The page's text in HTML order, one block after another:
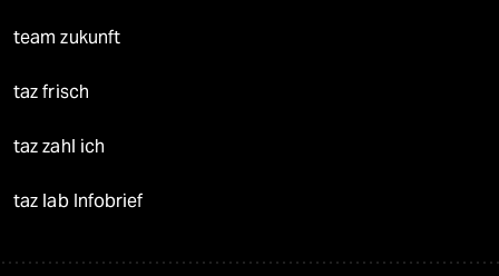
team zukunft
taz frisch
taz zahl ich
taz lab Infobrief